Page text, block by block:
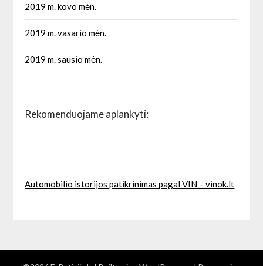
2019 m. kovo mėn.
2019 m. vasario mėn.
2019 m. sausio mėn.
Rekomenduojame aplankyti:
Automobilio istorijos patikrinimas pagal VIN – vinok.lt